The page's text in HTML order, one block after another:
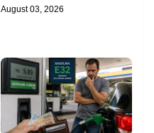
August 03, 2026